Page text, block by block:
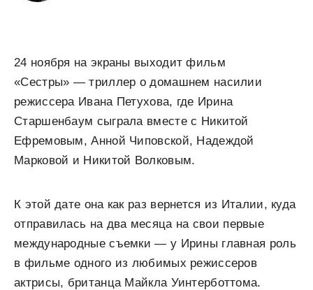
24 ноября на экраны выходит фильм
«Сестры» — триллер о домашнем насилии
режиссера Ивана Петухова, где Ирина
Старшенбаум сыграла вместе с Никитой
Ефремовым, Анной Чиповской, Надеждой
Марковой и Никитой Волковым.
К этой дате она как раз вернется из Италии, куда
отправилась на два месяца на свои первые
международные съемки — у Ирины главная роль
в фильме одного из любимых режиссеров
актрисы, британца Майкла Уинтерботтома.